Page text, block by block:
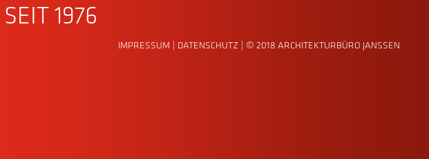
1976
IMPRESSUM DATENSCHUTZ © 2018 ARCHITEKTURBÜRO JANSSEN